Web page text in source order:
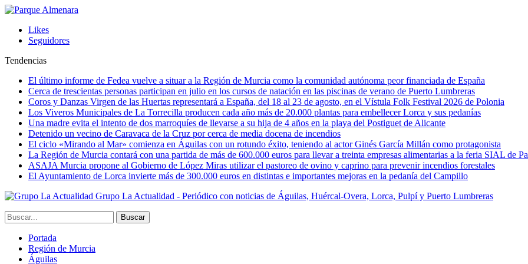
Likes
Seguidores
Tendencias
El último informe de Fedea vuelve a situar a la Región de Murcia como la comunidad autónoma peor financiada de España
Cerca de trescientas personas participan en julio en los cursos de natación en las piscinas de verano de Puerto Lumbreras
Coros y Danzas Virgen de las Huertas representará a España, del 18 al 23 de agosto, en el Vístula Folk Festival 2026 de Polonia
Los Viveros Municipales de La Torrecilla producen cada año más de 20.000 plantas para embellecer Lorca y sus pedanías
Una madre evita el intento de dos marroquíes de llevarse a su hija de 4 años en la playa del Postiguet de Alicante
Detenido un vecino de Caravaca de la Cruz por cerca de media docena de incendios
El ciclo «Mirando al Mar» comienza en Águilas con un rotundo éxito, teniendo al actor Ginés García Millán como protagonista
La Región de Murcia contará con una partida de más de 600.000 euros para llevar a treinta empresas alimentarias a la feria SIAL de
ASAJA Murcia propone al Gobierno de López Miras utilizar el pastoreo de ovino y caprino para prevenir incendios forestales
El Ayuntamiento de Lorca invierte más de 300.000 euros en distintas e importantes mejoras en la pedanía del Campillo
Grupo La Actualidad - Periódico con noticias de Águilas, Huércal-Overa, Lorca, Pulpí y Puerto Lumbreras
Portada
Región de Murcia
Águilas